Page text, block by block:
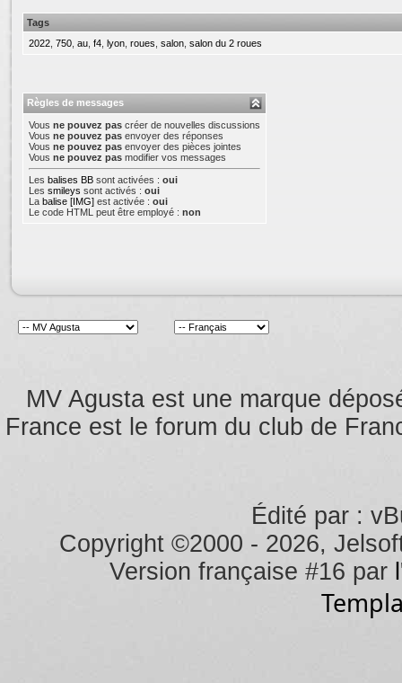
Tags
2022 750 au f4 lyon roues salon salon du 2 roues
Règles de messages
Vous ne pouvez pas créer de nouvelles discussions
Vous ne pouvez pas envoyer des réponses
Vous ne pouvez pas envoyer des pièces jointes
Vous ne pouvez pas modifier vos messages
Les balises BB sont activées : oui
Les smileys sont activés : oui
La balise [IMG] est activée : oui
Le code HTML peut être employé : non
MV Agusta est une marque
France est le forum du club de
Édité par :
Copyright ©2000 - 2026,
Version française #16 par